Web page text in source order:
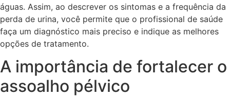
águas. Assim, ao descrever os sintomas e a frequência da
perda de urina, você permite que o profissional de saúde
faça um diagnóstico mais preciso e indique as melhores
opções de tratamento.
A importância de fortalecer o
assoalho pélvico